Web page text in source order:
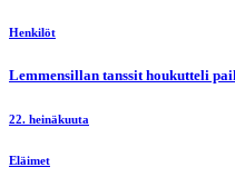
Henkilöt
Lemmensillan tanssit houkutteli
22. heinäkuuta
Eläimet